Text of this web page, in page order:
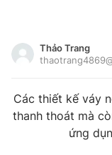
Chuyên mục khác
Chào ngày mới
Tin thị trường
Tin đã lưu
Đăng xuất
Thảo Trang
Các thiết kế váy
thanh thoát mà
ứng